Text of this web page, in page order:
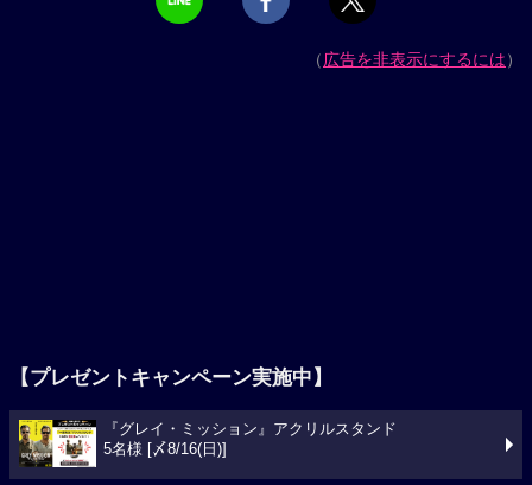
（広告を非表示にするには）
【プレゼントキャンペーン実施中】
『グレイ・ミッション』アクリルスタンド
5名様 [〆8/16(日)]